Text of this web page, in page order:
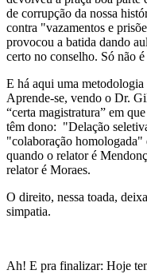
de corrupção da nossa
contra "vazamentos e
provocou a batida dando
certo no conselho. Só não
E há aqui uma
Aprende-se, vendo o Dr.
“certa magistratura” em
têm dono: "Delação
"colaboração
quando o relator é
relator é Moraes.
O direito, nessa toada,
simpatia.
Ah! E pra finalizar: Hoje